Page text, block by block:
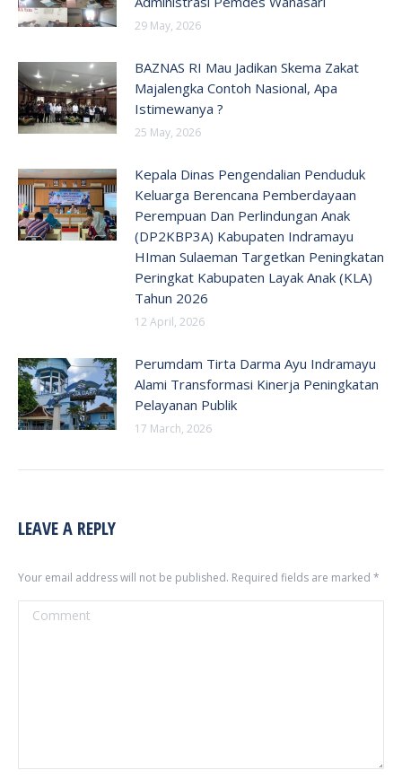
29 May, 2026
BAZNAS RI Mau Jadikan Skema Zakat
Majalengka Contoh Nasional, Apa
Istimewanya ?
25 May, 2026
Kepala Dinas Pengendalian Penduduk
Keluarga Berencana Pemberdayaan
Perempuan Dan Perlindungan Anak
(DP2KBP3A) Kabupaten Indramayu
HIman Sulaeman Targetkan Peningkatan
Peringkat Kabupaten Layak Anak (KLA)
Tahun 2026
12 April, 2026
Perumdam Tirta Darma Ayu Indramayu
Alami Transformasi Kinerja Peningkatan
Pelayanan Publik
17 March, 2026
LEAVE A REPLY
Your email address will not be published. Required fields are marked *
Comment